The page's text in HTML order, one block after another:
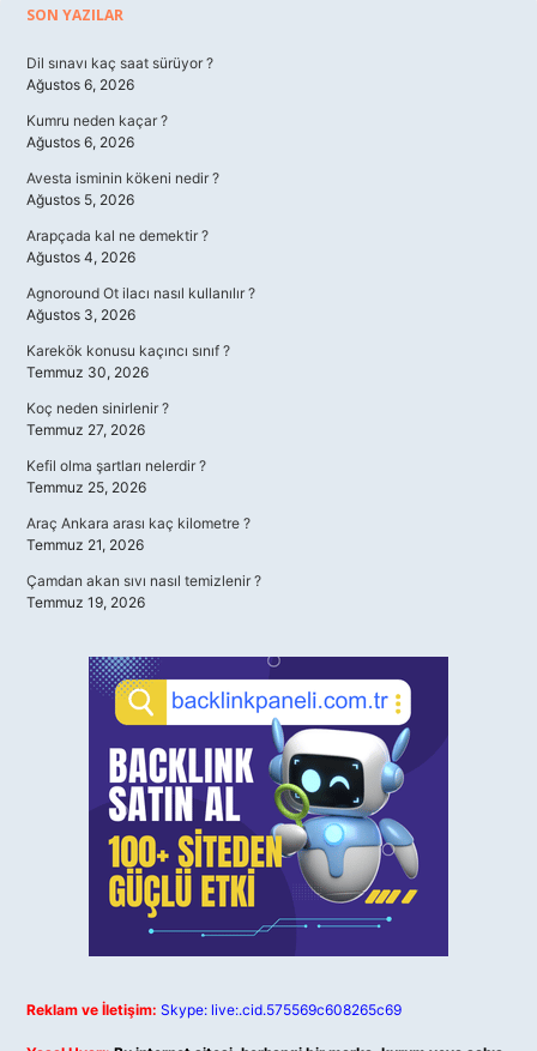
Sidebar
SON YAZILAR
Dil sınavı kaç saat sürüyor ?
Ağustos 6, 2026
Kumru neden kaçar ?
Ağustos 6, 2026
Avesta isminin kökeni nedir ?
Ağustos 5, 2026
Arapçada kal ne demektir ?
Ağustos 4, 2026
Agnoround Ot ilacı nasıl kullanılır ?
Ağustos 3, 2026
Karekök konusu kaçıncı sınıf ?
Temmuz 30, 2026
Koç neden sinirlenir ?
Temmuz 27, 2026
Kefil olma şartları nelerdir ?
Temmuz 25, 2026
Araç Ankara arası kaç kilometre ?
Temmuz 21, 2026
Çamdan akan sıvı nasıl temizlenir ?
Temmuz 19, 2026
Reklam ve İletişim: Skype: live:.cid.575569c608265c69